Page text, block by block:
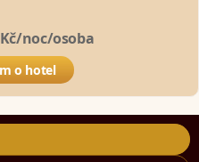
noc/osoba
o hotel